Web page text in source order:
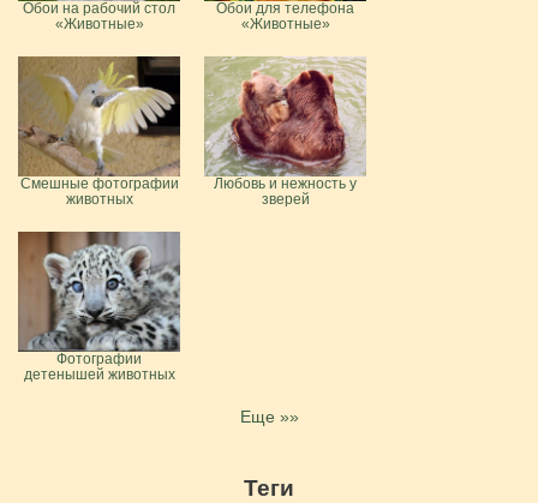
Обои на рабочий стол
«Животные»
Обои для телефона
«Животные»
Смешные фотографии
животных
Любовь и нежность у
зверей
Фотографии
детенышей животных
Еще »»
Теги